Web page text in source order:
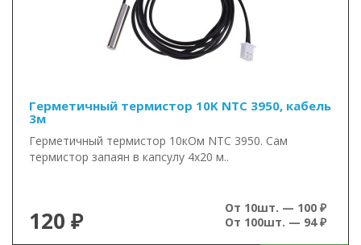
Герметичный термистор 10K NTC 3950, кабель
3м
Герметичный термистор 10кОм NTC 3950. Сам
термистор запаян в капсулу 4х20 м..
120 ₽
От 10шт. — 100 ₽
От 100шт. — 94 ₽